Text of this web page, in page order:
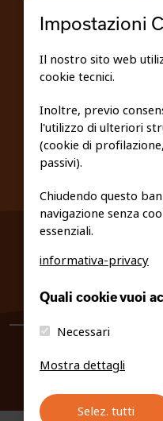
PRIVACY E
info@fiso.it
Impostazioni
Il nostro sito web
cookie tecnici.
Inoltre, previo
l'utilizzo di ulteriori
(cookie di
passivi).
Chiudendo questo
navigazione senza
essenziali.
informativa-privacy
Quali cookie vuoi
Necessari
Mostra dettagli
Selez. tutti